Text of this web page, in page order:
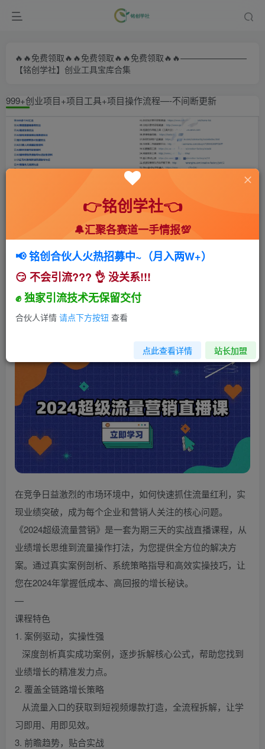
🔥🔥免费领取🔥🔥免费领取🔥🔥免费领取🔥🔥————————
【铭创学社】创业工具宝库合集
999+创业项目+项目工具+项目操作流程—-不间断更新
首页 🍻会员专享 📚综合教程 正文
2024超级流量营销直播课，低成本打法，提升流
量转化率，案例拆解爆款
小助手
268 2
在竞争日益激烈的市场环境中，如何快速抓住流量红利，实
现业绩突破，成为每个企业和营销人关注的核心问题。
《2024超级流量营销》是一套为期三天的实战直播课程，从
业绩增长思维到流量操作打法，为您提供全方位的解决方
案。通过真实案例剖析、系统策略指导和高效实操技巧，让
您在2024年掌握低成本、高回报的增长秘诀。
—
课程特色
1. 案例驱动，实操性强
深度剖析真实成功案例，逐步拆解核心公式，帮助您找到
业绩增长的精准发力点。
2. 覆盖全链路增长策略
从流量入口的获取到短视频爆款打造，全流程拆解，让学
习即用、用即见效。
3. 前瞻趋势，贴合实战
👉铭创学社👈
🔔汇聚各赛道一手情报💯
📢 铭创合伙人火热招募中~（月入两W+）
😏 不会引流??? 👌 没关系!!!
✊ 独家引流技术无保留交付
合伙人详情 请点下方按钮 查看
点此查看详情 站长加盟